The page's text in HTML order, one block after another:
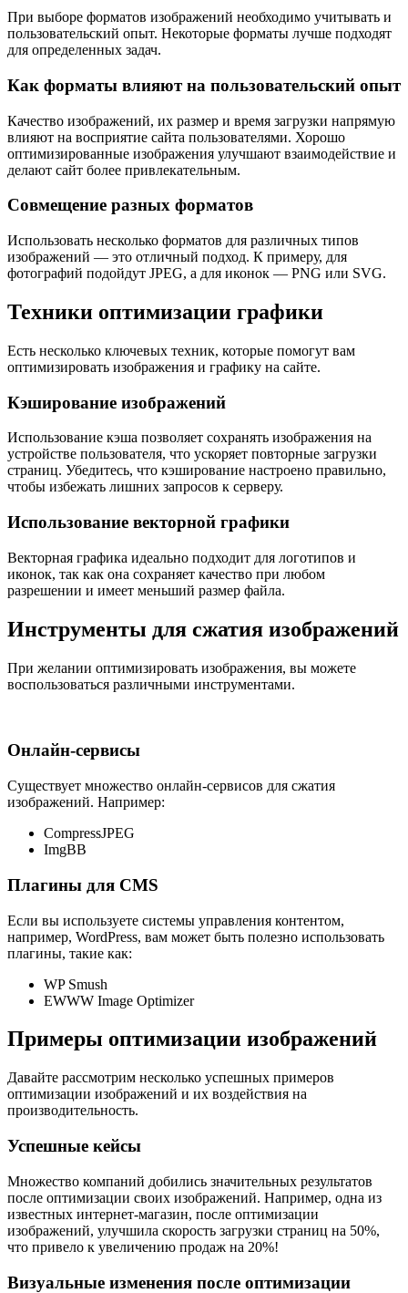
При выборе форматов изображений необходимо учитывать и
пользовательский опыт. Некоторые форматы лучше подходят
для определенных задач.
Как форматы влияют на пользовательский опыт
Качество изображений, их размер и время загрузки напрямую
влияют на восприятие сайта пользователями. Хорошо
оптимизированные изображения улучшают взаимодействие и
делают сайт более привлекательным.
Совмещение разных форматов
Использовать несколько форматов для различных типов
изображений — это отличный подход. К примеру, для
фотографий подойдут JPEG, а для иконок — PNG или SVG.
Техники оптимизации графики
Есть несколько ключевых техник, которые помогут вам
оптимизировать изображения и графику на сайте.
Кэширование изображений
Использование кэша позволяет сохранять изображения на
устройстве пользователя, что ускоряет повторные загрузки
страниц. Убедитесь, что кэширование настроено правильно,
чтобы избежать лишних запросов к серверу.
Использование векторной графики
Векторная графика идеально подходит для логотипов и
иконок, так как она сохраняет качество при любом
разрешении и имеет меньший размер файла.
Инструменты для сжатия изображений
При желании оптимизировать изображения, вы можете
воспользоваться различными инструментами.
Онлайн-сервисы
Существует множество онлайн-сервисов для сжатия
изображений. Например:
CompressJPEG
ImgBB
Плагины для CMS
Если вы используете системы управления контентом,
например, WordPress, вам может быть полезно использовать
плагины, такие как:
WP Smush
EWWW Image Optimizer
Примеры оптимизации изображений
Давайте рассмотрим несколько успешных примеров
оптимизации изображений и их воздействия на
производительность.
Успешные кейсы
Множество компаний добились значительных результатов
после оптимизации своих изображений. Например, одна из
известных интернет-магазин, после оптимизации
изображений, улучшила скорость загрузки страниц на 50%,
что привело к увеличению продаж на 20%!
Визуальные изменения после оптимизации